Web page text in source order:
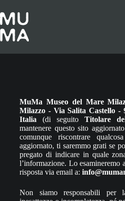
al
contenuto
MuMa Museo del Mare
Milazzo - Via Salita Castello -
Italia (di seguito Titolare
mantenere questo sito
comunque riscontrare
aggiornato, ti saremmo grati se
pregato di indicare in quale
l’informazione. Lo esamineremo
risposta via email a:
Non siamo responsabili per